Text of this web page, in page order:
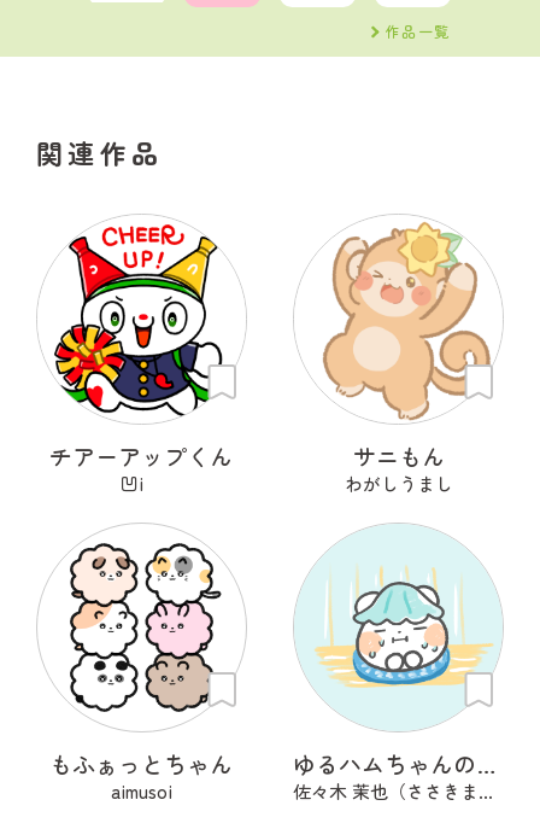
作品一覧
関連作品
チアーアップくん
凹i
サニもん
わがしうまし
もふぁっとちゃん
aimusoi
ゆるハムちゃんのサ活
佐々木 茉也（ささきまや）